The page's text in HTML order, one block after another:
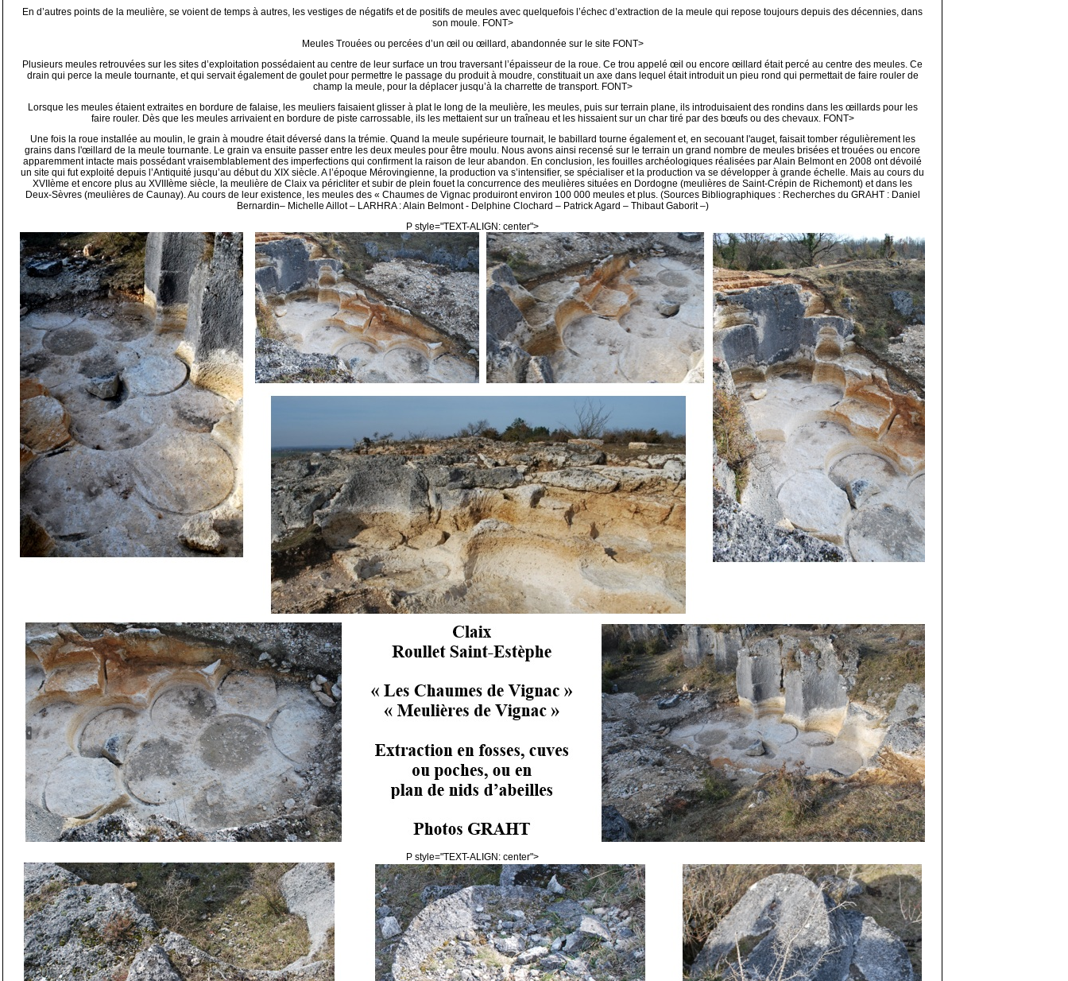
En d’autres points de la meulière, se voient de temps à autres, les vestiges de négatifs et de positifs de meules avec quelquefois l’échec d’extraction de la meule qui repose toujours depuis des décennies, dans
son moule. FONT>
Meules Trouées ou percées d’un œil ou œillard, abandonnée sur le site FONT>
Plusieurs meules retrouvées sur les sites d’exploitation possédaient au centre de leur surface un trou traversant l’épaisseur de la roue. Ce trou appelé œil ou encore œillard était percé au centre des meules. Ce
drain qui perce la meule tournante, et qui servait également de goulet pour permettre le passage du produit à moudre, constituait un axe dans lequel était introduit un pieu rond qui permettait de faire rouler de
champ la meule, pour la déplacer jusqu’à la charrette de transport. FONT>
Lorsque les meules étaient extraites en bordure de falaise, les meuliers faisaient glisser à plat le long de la meulière, les meules, puis sur terrain plane, ils introduisaient des rondins dans les œillards pour les
faire rouler. Dès que les meules arrivaient en bordure de piste carrossable, ils les mettaient sur un traîneau et les hissaient sur un char tiré par des bœufs ou des chevaux. FONT>
Une fois la roue installée au moulin, le grain à moudre était déversé dans la trémie. Quand la meule supérieure tournait, le babillard tourne également et, en secouant l'auget, faisait tomber régulièrement les
grains dans l'œillard de la meule tournante. Le grain va ensuite passer entre les deux meules pour être moulu. Nous avons ainsi recensé sur le terrain un grand nombre de meules brisées et trouées ou encore
apparemment intacte mais possédant vraisemblablement des imperfections qui confirment la raison de leur abandon. En conclusion, les fouilles archéologiques réalisées par Alain Belmont en 2008 ont dévoilé
un site qui fut exploité depuis l’Antiquité jusqu’au début du XIX siècle. A l’époque Mérovingienne, la production va s’intensifier, se spécialiser et la production va se développer à grande échelle. Mais au cours du
XVIIème et encore plus au XVIIIème siècle, la meulière de Claix va péricliter et subir de plein fouet la concurrence des meulières situées en Dordogne (meulières de Saint-Crépin de Richemont) et dans les
Deux-Sèvres (meulières de Caunay). Au cours de leur existence, les meules des « Chaumes de Vignac produiront environ 100 000 meules et plus. (Sources Bibliographiques : Recherches du GRAHT : Daniel
Bernardin– Michelle Aillot – LARHRA : Alain Belmont - Delphine Clochard – Patrick Agard – Thibaut Gaborit –)
P style="TEXT-ALIGN: center">
P style="TEXT-ALIGN: center">